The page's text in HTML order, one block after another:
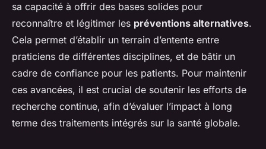
sa capacité à offrir des bases solides pour
reconnaître et légitimer les préventions alternatives.
Cela permet d’établir un terrain d’entente entre
praticiens de différentes disciplines, et de bâtir un
cadre de confiance pour les patients. Pour maintenir
ces avancées, il est crucial de soutenir les efforts de
recherche continue, afin d’évaluer l’impact à long
terme des traitements intégrés sur la santé globale.